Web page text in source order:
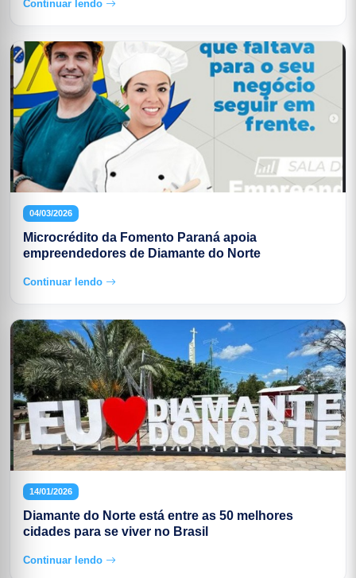
Continuar lendo
04/03/2026
Microcrédito da Fomento Paraná apoia
empreendedores de Diamante do Norte
Continuar lendo
14/01/2026
Diamante do Norte está entre as 50 melhores
cidades para se viver no Brasil
Continuar lendo